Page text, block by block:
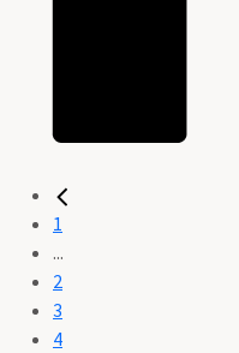
1
...
2
3
4